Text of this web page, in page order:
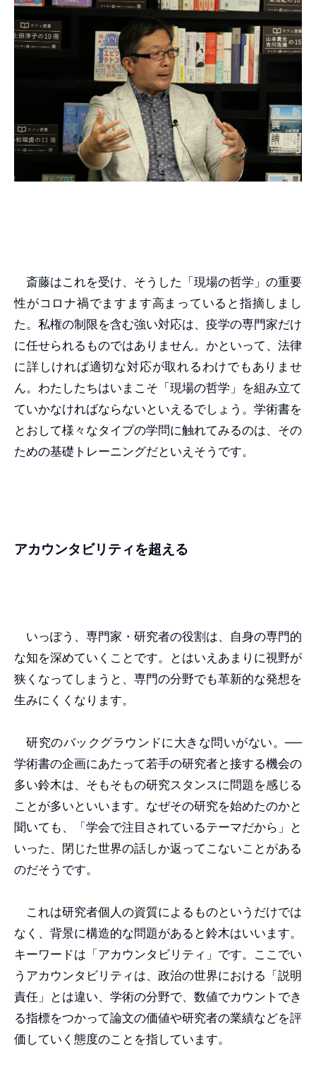
斎藤はこれを受け、そうした「現場の哲学」の重要
性がコロナ禍でますます高まっていると指摘しまし
た。私権の制限を含む強い対応は、疫学の専門家だけ
に任せられるものではありません。かといって、法律
に詳しければ適切な対応が取れるわけでもありませ
ん。わたしたちはいまこそ「現場の哲学」を組み立て
ていかなければならないといえるでしょう。学術書を
とおして様々なタイプの学問に触れてみるのは、その
ための基礎トレーニングだといえそうです。
アカウンタビリティを超える
いっぽう、専門家・研究者の役割は、自身の専門的
な知を深めていくことです。とはいえあまりに視野が
狭くなってしまうと、専門の分野でも革新的な発想を
生みにくくなります。
研究のバックグラウンドに大きな問いがない。──
学術書の企画にあたって若手の研究者と接する機会の
多い鈴木は、そもそもの研究スタンスに問題を感じる
ことが多いといいます。なぜその研究を始めたのかと
聞いても、「学会で注目されているテーマだから」と
いった、閉じた世界の話しか返ってこないことがある
のだそうです。
これは研究者個人の資質によるものというだけでは
なく、背景に構造的な問題があると鈴木はいいます。
キーワードは「アカウンタビリティ」です。ここでい
うアカウンタビリティは、政治の世界における「説明
責任」とは違い、学術の分野で、数値でカウントでき
る指標をつかって論文の価値や研究者の業績などを評
価していく態度のことを指しています。